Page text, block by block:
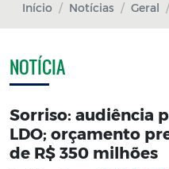
Início Notícias Geral
NOTÍCIA
Sorriso: audiência
LDO; orçamento
de R$ 350 milhões